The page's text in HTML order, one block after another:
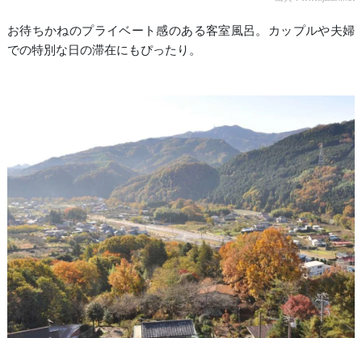
お待ちかねのプライベート感のある客室風呂。カップルや夫婦
での特別な日の滞在にもぴったり。